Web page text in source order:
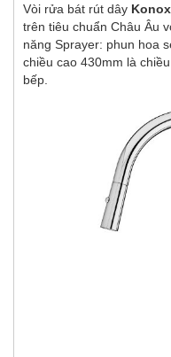
Vòi rửa bát rút dây
trên tiêu chuẩn Châu Âu
năng Sprayer: phun hoa
chiều cao 430mm là
bếp.